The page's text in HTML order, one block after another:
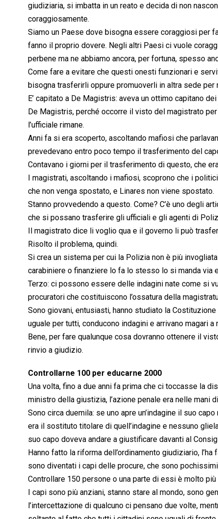
giudiziaria, si imbatta in un reato e decida di non
coraggiosamente.
Siamo un Paese dove bisogna essere coraggiosi per
fanno il proprio dovere. Negli altri Paesi ci vuole
perbene ma ne abbiamo ancora, per fortuna, spesso
Come fare a evitare che questi onesti funzionari e
bisogna trasferirli oppure promuoverli in altra sede per
E’ capitato a De Magistris: aveva un ottimo capitano
De Magistris, perché occorre il visto del magistrato
l’ufficiale rimane.
Anni fa si era scoperto, ascoltando mafiosi che
prevedevano entro poco tempo il trasferimento del
Contavano i giorni per il trasferimento di questo, che
I magistrati, ascoltando i mafiosi, scoprono che i
che non venga spostato, e Linares non viene spostato.
Stanno provvedendo a questo. Come? C’è uno degli
che si possano trasferire gli ufficiali e gli agenti di
Il magistrato dice li voglio qua e il governo li può
Risolto il problema, quindi.
Si crea un sistema per cui la Polizia non è più
carabiniere o finanziere lo fa lo stesso lo si manda via
Terzo: ci possono essere delle indagini nate come si
procuratori che costituiscono l’ossatura della
Sono giovani, entusiasti, hanno studiato la
uguale per tutti, conducono indagini e arrivano magari
Bene, per fare qualunque cosa dovranno ottenere il
rinvio a giudizio.
Controllarne 100 per educarne 2000
Una volta, fino a due anni fa prima che ci toccasse la
ministro della giustizia, l’azione penale era nelle mani
Sono circa duemila: se uno apre un’indagine il suo
era il sostituto titolare di quell’indagine e nessuno
suo capo doveva andare a giustificare davanti al
Hanno fatto la riforma dell’ordinamento giudiziario,
sono diventati i capi delle procure, che sono
Controllare 150 persone o una parte di essi è molto
I capi sono più anziani, stanno stare al mondo, sono
l’intercettazione di qualcuno ci pensano due volte,